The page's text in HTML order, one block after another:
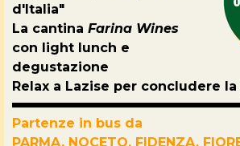
d'Italia"
La cantina Farina Wines
con light lunch e
degustazione
Relax a Lazise per concludere
Partenze in bus da
PARMA, NOCETO, FIDENZA,